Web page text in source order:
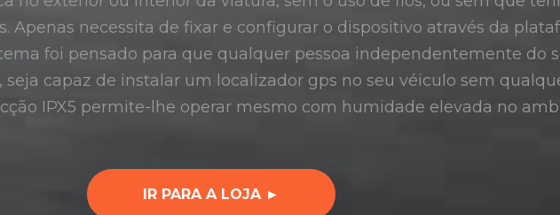
Apenas necessita de fixar e configurar o dispositivo através da
foi pensado para que qualquer pessoa independentemente do
seja capaz de instalar um localizador gps no seu véiculo sem
IPX5 permite-lhe operar mesmo com humidade elevada no
IR PARA A LOJA ►